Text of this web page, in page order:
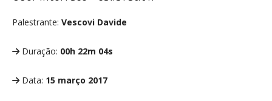
Palestrante: Vescovi Davide
Duração: 00h 22m 04s
Data: 15 março 2017